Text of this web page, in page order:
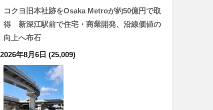
コクヨ旧本社跡をOsaka Metroが約50億円で取
得 新深江駅前で住宅・商業開発、沿線価値の
向上へ布石
2026年8月6日 (25,009)